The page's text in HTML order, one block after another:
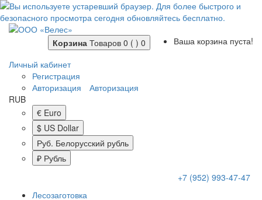
Корзина Товаров 0 ( ) 0
Ваша корзина пуста!
Личный кабинет
Регистрация
Авторизация
Авторизация
RUB
€ Euro
$ US Dollar
Руб. Белорусский рубль
₽ Рубль
+7 (952) 993-47-47
Лесозаготовка